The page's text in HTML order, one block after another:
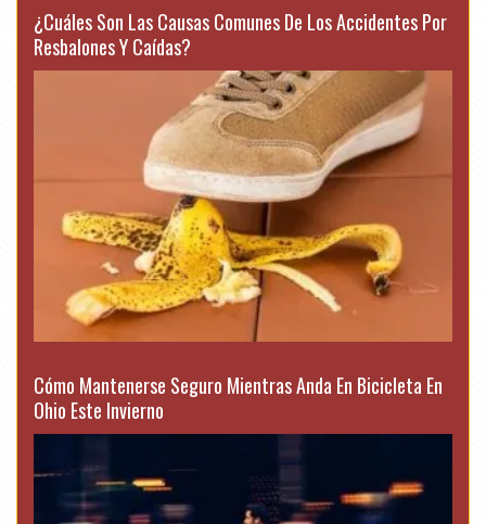
¿Cuáles Son Las Causas Comunes De Los Accidentes Por
Resbalones Y Caídas?
Cómo Mantenerse Seguro Mientras Anda En Bicicleta En
Ohio Este Invierno